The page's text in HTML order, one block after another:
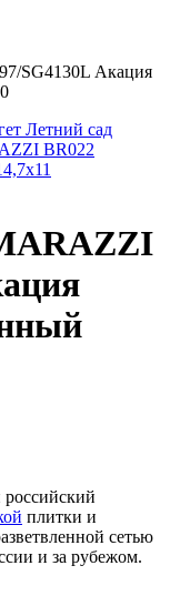
SG4130L Акация
Летний сад
BR022
плитки и
сетью
и за рубежом.